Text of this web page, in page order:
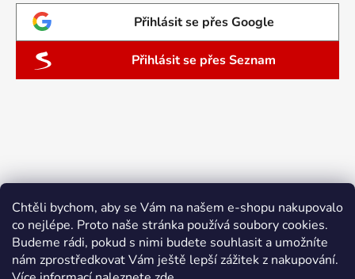
Chtěli bychom, aby se Vám na našem e-shopu nakupovalo
co nejlépe. Proto naše stránka používá soubory cookies.
Budeme rádi, pokud s nimi budete souhlasit a umožníte
nám zprostředkovat Vám ještě lepší zážitek z nakupování.
Přihlásit se přes Google
Přihlásit se přes Seznam